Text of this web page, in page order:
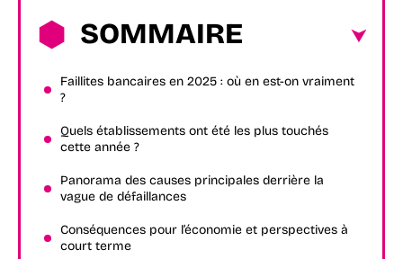
SOMMAIRE
Faillites bancaires en 2025 : où en est-on vraiment
?
Quels établissements ont été les plus touchés
cette année ?
Panorama des causes principales derrière la
vague de défaillances
Conséquences pour l’économie et perspectives à
court terme